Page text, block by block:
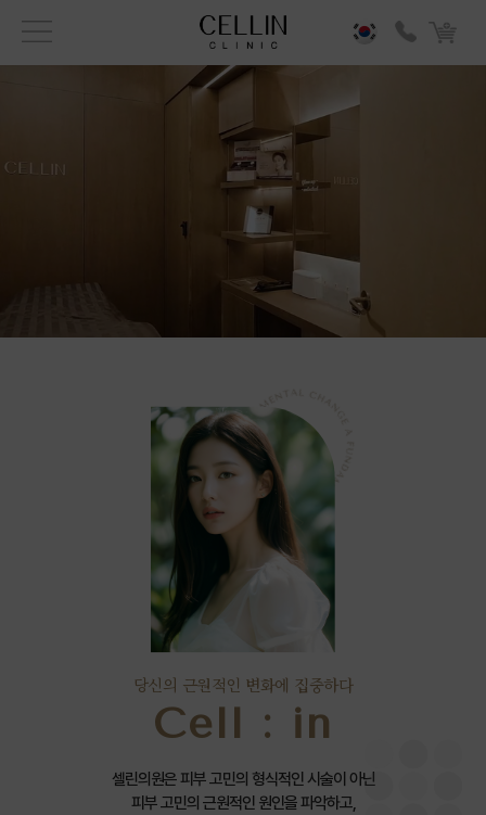
당신의 근원적인 변화에 집중하다
Cell : in
셀린의원은 피부 고민의 형식적인 시술이 아닌
피부 고민의 근원적인 원인을 파악하고,